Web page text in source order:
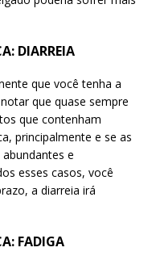
DIARREIA
que você tenha a
que quase sempre
que contenham
principalmente e se as
e
esses casos, você
a diarreia irá
FADIGA